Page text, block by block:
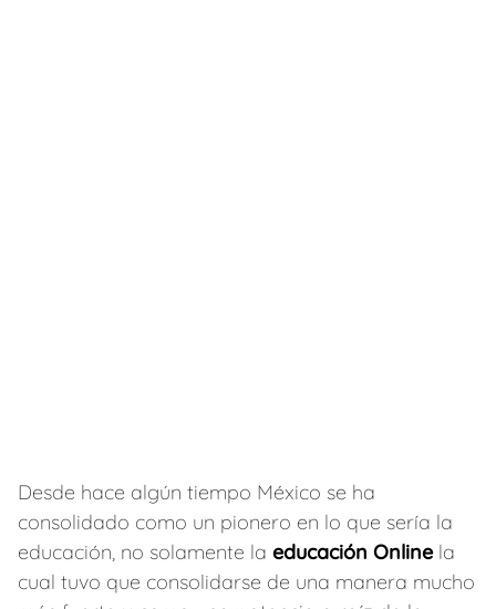
Desde hace algún tiempo México se ha
consolidado como un pionero en lo que sería la
educación, no solamente la educación Onlinela
cual tuvo que consolidarse de una manera mucho